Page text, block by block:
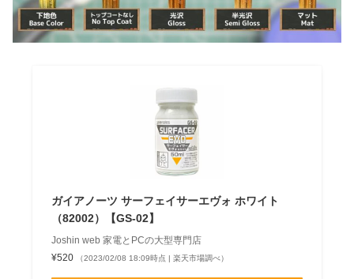
ガイアノーツ サーフェイサーエヴォ ホワイト
（82002）【GS-02】
Joshin web 家電とPCの大型専門店
¥520
（2023/02/08 18:09時点 | 楽天市場調べ）